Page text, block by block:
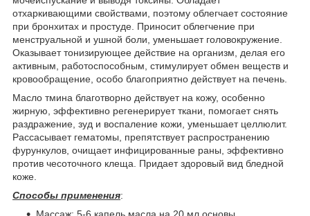
отхаркивающими свойствами, поэтому облегчает состояние
при бронхитах и простуде. Приносит облегчение при
менструальной и ушной боли, уменьшает головокружение.
Оказывает тонизирующее действие на организм, делая его
активным, работоспособным, стимулирует обмен веществ и
кровообращение, особо благоприятно действует на печень.
Масло тмина благотворно действует на кожу, особенно
жирную, эффективно регенерирует ткани, помогает снять
раздражение, зуд и воспаление кожи, уменьшает целлюлит.
Рассасывает гематомы, препятствует распространению
фурункулов, очищает инфицированные раны, эффективно
против чесоточного клеща. Придает здоровый вид бледной
коже.
Способы применения:
Массаж: 5-6 капель масла на 20 мл основы